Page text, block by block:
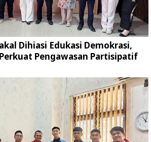
Dihiasi Edukasi Demokrasi,
Pengawasan Partisipatif